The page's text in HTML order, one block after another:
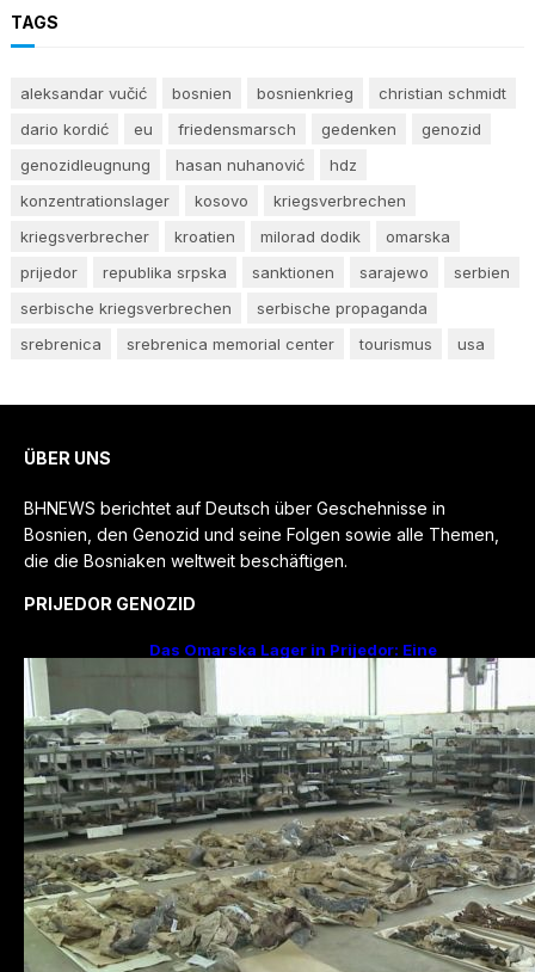
TAGS
aleksandar vučić bosnien bosnienkrieg
christian schmidt
dario kordić
eu friedensmarsch gedenken
genozid
genozidleugnung
hasan nuhanović
hdz
konzentrationslager
kosovo
kriegsverbrechen
kriegsverbrecher
kroatien milorad dodik
omarska
prijedor
republika srpska sanktionen sarajewo
serbien
serbische kriegsverbrechen
serbische propaganda
srebrenica
srebrenica memorial center tourismus usa
ÜBER UNS
BHNEWS berichtet auf Deutsch über Geschehnisse in
Bosnien, den Genozid und seine Folgen sowie alle Themen,
die die Bosniaken weltweit beschäftigen.
PRIJEDOR GENOZID
Das Omarska Lager in Prijedor: Eine
Todesfabrik ohne Krieg